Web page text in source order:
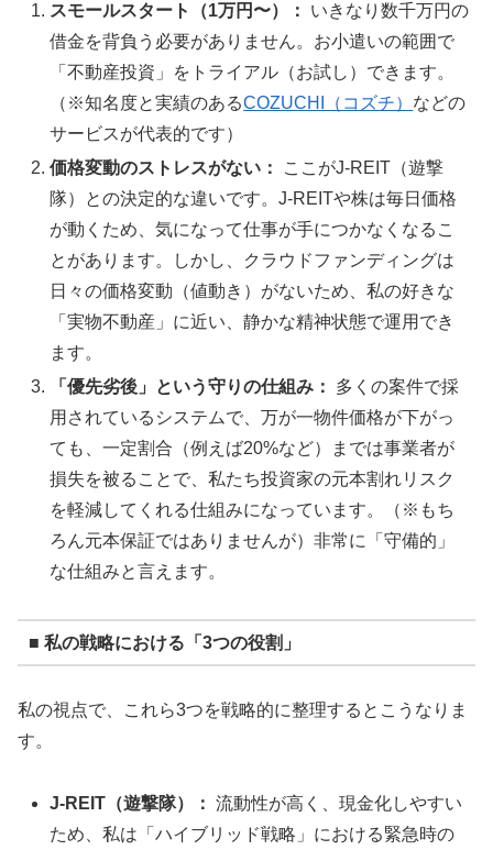
スモールスタート（1万円〜）：
いきなり数千万円の
借金を背負う必要がありません。お小遣いの範囲で
「不動産投資」をトライアル（お試し）できます。
（※知名度と実績のあるCOZUCHI（コズチ） などの
サービスが代表的です）
価格変動のストレスがない：
ここがJ-REIT（遊撃
隊）との決定的な違いです。J-REITや株は毎日価格
が動くため、気になって仕事が手につかなくなるこ
とがあります。しかし、クラウドファンディングは
日々の価格変動（値動き）がないため、私の好きな
「実物不動産」に近い、静かな精神状態で運用でき
ます。
「優先劣後」という守りの仕組み：
多くの案件で採
用されているシステムで、万が一物件価格が下がっ
ても、一定割合（例えば20%など）までは事業者が
損失を被ることで、私たち投資家の元本割れリスク
を軽減してくれる仕組みになっています。（※もち
ろん元本保証ではありませんが）非常に「守備的」
な仕組みと言えます。
■ 私の戦略における「3つの役割」
私の視点で、これら3つを戦略的に整理するとこうなりま
す。
J-REIT（遊撃隊）： 流動性が高く、現金化しやすい
ため、私は「ハイブリッド戦略」における緊急時の